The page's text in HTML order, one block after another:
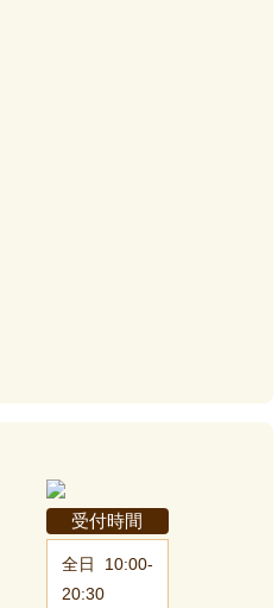
受付時間
全日
10:00-
20:30